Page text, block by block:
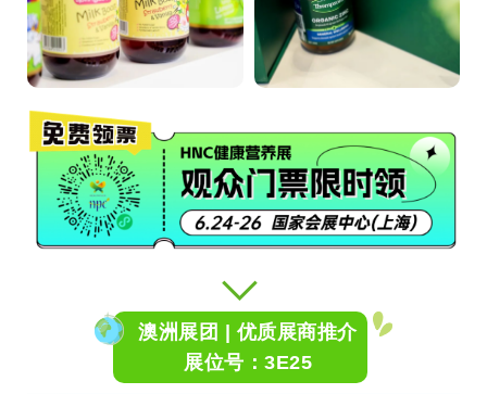
澳洲展团 | 优质展商推介
展位号：3E25